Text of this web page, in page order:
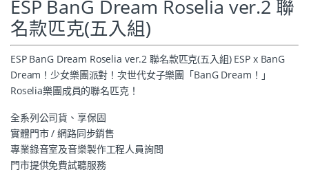
ESP BanG Dream Roselia ver.2 聯
名款匹克(五入組)
ESP BanG Dream Roselia ver.2 聯名款匹克(五入組) ESP x BanG
Dream！少女樂團派對！次世代女子樂團「BanG Dream！」
Roselia樂團成員的聯名匹克！
全系列公司貨、享保固
實體門市 / 網路同步銷售
專業錄音室及音樂製作工程人員詢問
門市提供免費試聽服務